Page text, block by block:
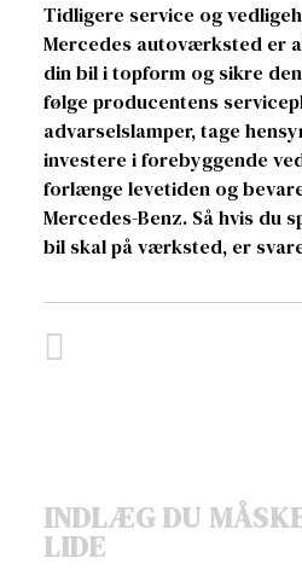
Tidligere service og
Mercedes autoværksted er
din bil i topform og sikre
følge producentens
advarselslamper, tage
investere i forebyggende
forlænge levetiden og
Mercedes-Benz. Så hvis du
bil skal på værksted, er
INDLÆG DU
LIDE